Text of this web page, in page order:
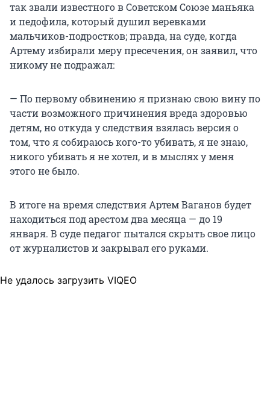
так звали известного в Советском Союзе маньяка
и педофила, который душил веревками
мальчиков-подростков; правда, на суде, когда
Артему избирали меру пресечения, он заявил, что
никому не подражал:
— По первому обвинению я признаю свою вину по
части возможного причинения вреда здоровью
детям, но откуда у следствия взялась версия о
том, что я собираюсь кого-то убивать, я не знаю,
никого убивать я не хотел, и в мыслях у меня
этого не было.
В итоге на время следствия Артем Ваганов будет
находиться под арестом два месяца — до 19
января. В суде педагог пытался скрыть свое лицо
от журналистов и закрывал его руками.
Не удалось загрузить VIQEO